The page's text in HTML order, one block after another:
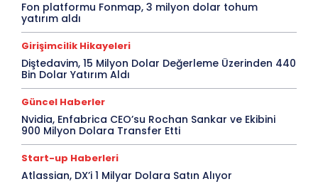
Fon platformu Fonmap, 3 milyon dolar tohum
yatırım aldı
Girişimcilik Hikayeleri
Diştedavim, 15 Milyon Dolar Değerleme Üzerinden 440
Bin Dolar Yatırım Aldı
Güncel Haberler
Nvidia, Enfabrica CEO’su Rochan Sankar ve Ekibini
900 Milyon Dolara Transfer Etti
Start-up Haberleri
Atlassian, DX’i 1 Milyar Dolara Satın Alıyor